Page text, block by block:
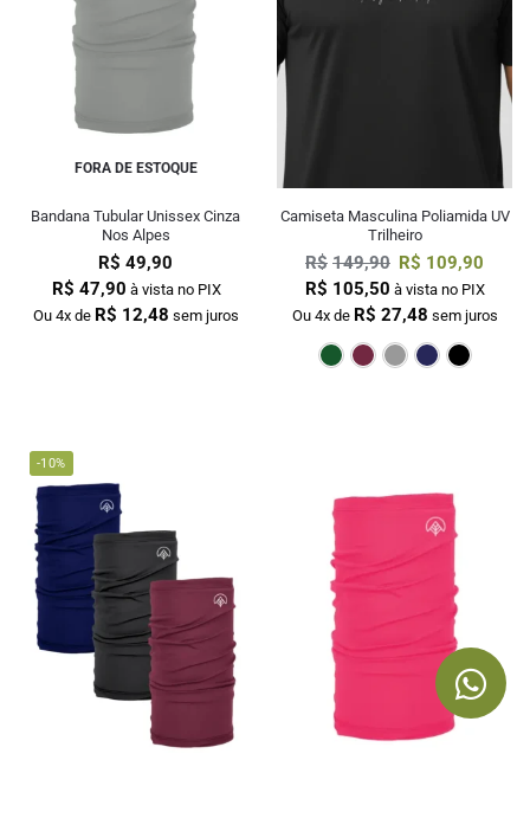
FORA DE ESTOQUE
Bandana Tubular Unissex Cinza
Nos Alpes
R$ 49,90
R$ 47,90 à vista no PIX
Ou 4x de R$ 12,48 sem juros
Camiseta Masculina Poliamida UV
Trilheiro
R$ 149,90 R$ 109,90
R$ 105,50 à vista no PIX
Ou 4x de R$ 27,48 sem juros
Verde Escuro
Bordô
-10%